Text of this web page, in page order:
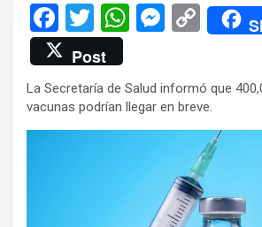
F
a
ce
b
o
T
wi
tt
er
W
at
s
A
M
se
n
g
C
o
py
Li
n
k
Post
La Secretaría de Salud informó que
vacunas podrían llegar en breve.